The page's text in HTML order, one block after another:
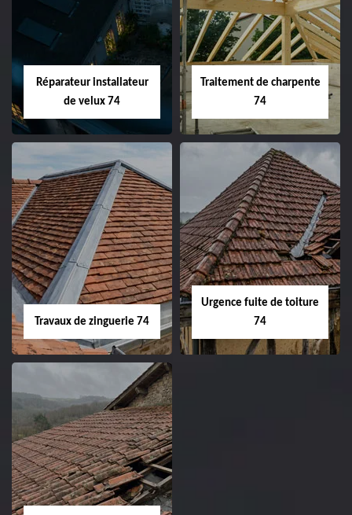
Réparateur installateur
de velux 74
Traitement de charpente
74
Travaux de zinguerie 74
Urgence fuite de toiture
74